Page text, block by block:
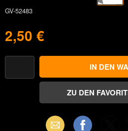
GV-52483
2,50 €
Email Facebook